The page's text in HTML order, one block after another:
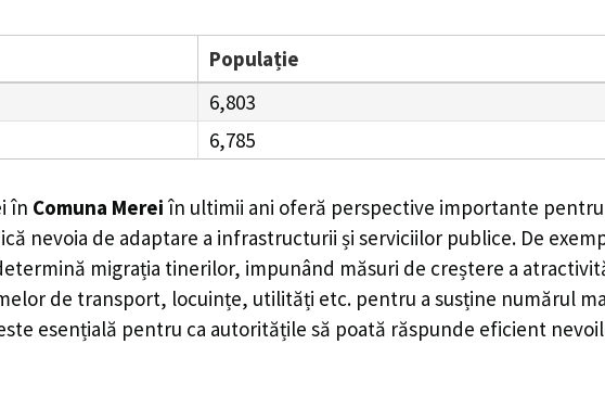
Populație
6,803
6,785
în Comuna Merei în ultimii ani oferă perspective importante
nevoia de adaptare a infrastructurii și serviciilor publice. De
migrația tinerilor, impunând măsuri de creștere a
de transport, locuințe, utilități etc. pentru a susține numărul
esențială pentru ca autoritățile să poată răspunde eficient